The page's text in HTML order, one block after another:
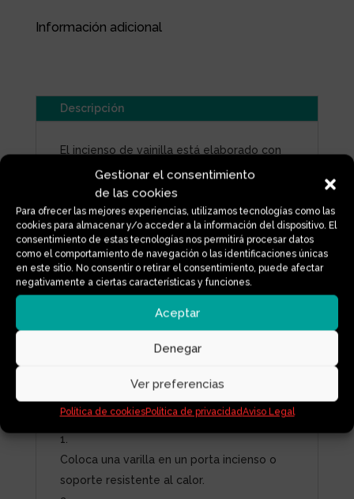
Gestionar el consentimiento
de las cookies
Para ofrecer las mejores experiencias, utilizamos tecnologías como las
cookies para almacenar y/o acceder a la información del dispositivo. El
consentimiento de estas tecnologías nos permitirá procesar datos
como el comportamiento de navegación o las identificaciones únicas
en este sitio. No consentir o retirar el consentimiento, puede afectar
negativamente a ciertas características y funciones.
Aceptar
Denegar
Ver preferencias
Política de cookiesPolítica de privacidadAviso Legal
Información adicional
Descripción
El incienso de vainilla está elaborado con
ingredientes naturales y aceites
esenciales
que desprenden un aroma
suave, dulce y acogedor. Su fragancia
aporta una sensación de calidez y
bienestar, perfecta para crear un ambiente
relajante en el hogar o acompañar
momentos de descanso.
Cada varilla se fabrica de forma artesanal
aromáticas y aceites de vainilla, logrando
fragancias sintéticas ni aditivos químicos.
Modo de uso:
Coloca una varilla en un porta incienso o
soporte resistente al calor.